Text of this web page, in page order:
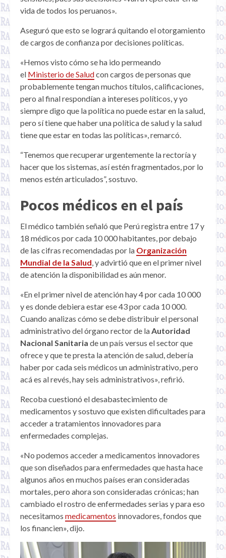
vida de todos los peruanos».
Aseguró que esto se logrará quitando el otorgamiento
de cargos de confianza por decisiones políticas.
«Hemos visto cómo se ha ido permeando
el Ministerio de Saludcon cargos de personas que
probablemente tengan muchos títulos, calificaciones,
pero al final respondían a intereses políticos, y yo
siempre digo que la política no puede estar en la salud,
pero sí tiene que haber una política de salud y la salud
tiene que estar en todas las políticas», remarcó.
“Tenemos que recuperar urgentemente la rectoría y
hacer que los sistemas, así estén fragmentados, por lo
menos estén articulados”, sostuvo.
Pocos médicos en el país
El médico también señaló que Perú registra entre 17 y
18 médicos por cada 10 000 habitantes, por debajo
de las cifras recomendadas por la Organización
Mundial de la Salud, y advirtió que en el primer nivel
de atención la disponibilidad es aún menor.
«En el primer nivel de atención hay 4 por cada 10 000
y es donde debiera estar ese 43 por cada 10 000.
Cuando analizas cómo se debe distribuir el personal
administrativo del órgano rector de laAutoridad
Nacional Sanitaria de un país versus el sector que
ofrece y que te presta la atención de salud, debería
haber por cada seis médicos un administrativo, pero
acá es al revés, hay seis administrativos», refirió.
Recoba cuestionó el desabastecimiento de
medicamentos y sostuvo que existen dificultades para
acceder a tratamientos innovadores para
enfermedades complejas.
«No podemos acceder a medicamentos innovadores
que son diseñados para enfermedades que hasta hace
algunos años en muchos países eran consideradas
mortales, pero ahora son consideradas crónicas; han
cambiado el rostro de enfermedades serias y para eso
necesitamos medicamentos innovadores, fondos que
los financien», dijo.